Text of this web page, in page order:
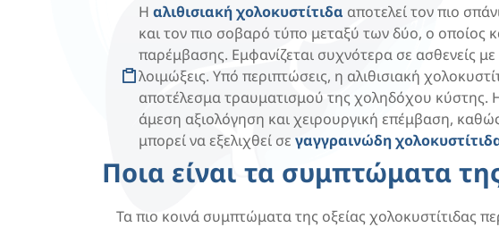
Η αλιθισιακή χολοκυστίτιδα αποτελεί τον πιο
και τον πιο σοβαρό τύπο μεταξύ των δύο, ο οποίος
παρέμβασης. Εμφανίζεται συχνότερα σε ασθενείς
λοιμώξεις. Υπό περιπτώσεις, η αλιθισιακή
αποτέλεσμα τραυματισμού της χοληδόχου κύστης. Η
άμεση αξιολόγηση και χειρουργική επέμβαση,
μπορεί να εξελιχθεί σε γαγγραινώδη
Ποια είναι τα συμπτώματα
Τα πιο κοινά συμπτώματα της οξείας χολοκυστίτιδας